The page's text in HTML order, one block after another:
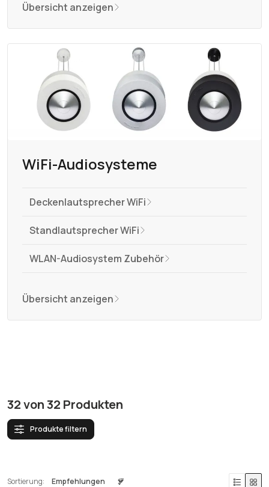
Übersicht anzeigen
WiFi-Audiosysteme
Deckenlautsprecher WiFi
Standlautsprecher WiFi
WLAN-Audiosystem Zubehör
Übersicht anzeigen
32von32 Produkten
Produkte filtern
Sortierung: